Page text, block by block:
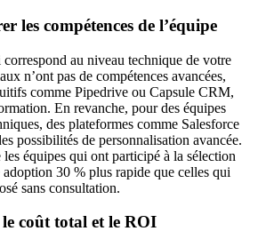
les compétences de l’équipe
au niveau technique de votre
n’ont pas de compétences avancées,
comme Pipedrive ou Capsule CRM,
En revanche, pour des équipes
des plateformes comme Salesforce
possibilités de personnalisation avancée.
équipes qui ont participé à la sélection
30 % plus rapide que celles qui
sans consultation.
coût total et le ROI